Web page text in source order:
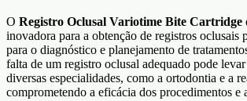
O Registro Oclusal Variotime Bite Cartridge
inovadora para a obtenção de registros oclusais
para o diagnóstico e planejamento de
falta de um registro oclusal adequado pode
diversas especialidades, como a ortodontia e a
comprometendo a eficácia dos procedimentos e